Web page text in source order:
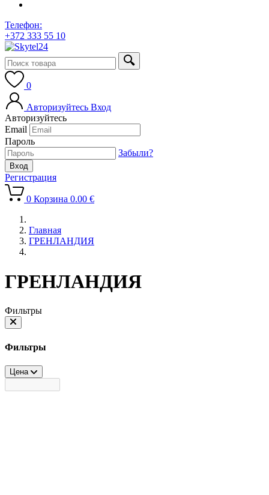
Телефон:
+372 333 55 10
0
Авторизуйтесь Вход
Авторизуйтесь
Email
Пароль
Забыли?
Регистрация
0 Корзина 0.00 €
Главная
ГРЕНЛАНДИЯ
ГРЕНЛАНДИЯ
Фильтры
Фильтры
Цена